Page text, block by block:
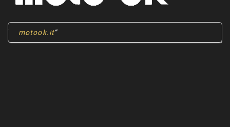
motook.it